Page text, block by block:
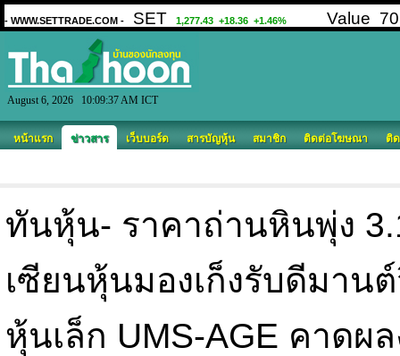
August 6, 2026 10:09:37 AM ICT
หน้าแรก ข่าวสาร เว็บบอร์ด สารบัญหุ้น สมาชิก ติดต่อโฆษณา ติ
ทันหุ้น- ราคาถ่านหินพุ่ง
เซียนหุ้นมองเก็งรับดีมาน
หุ้นเล็ก UMS-AGE คาดผ